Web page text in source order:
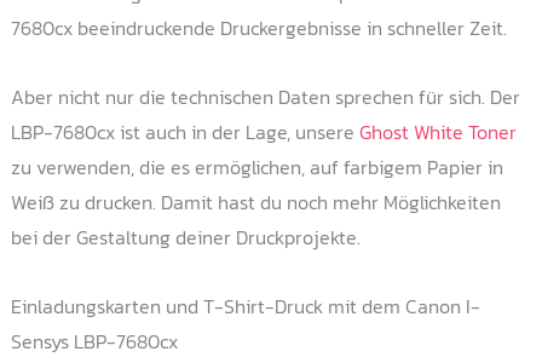
gewählt
7680cx beeindruckende Druckergebnisse in schneller Zeit.
Aber nicht nur die technischen Daten sprechen für sich. Der
LBP-7680cx ist auch in der Lage, unsere Ghost White Toner
zu verwenden, die es ermöglichen, auf farbigem Papier in
Weiß zu drucken. Damit hast du noch mehr Möglichkeiten
bei der Gestaltung deiner Druckprojekte.
Einladungskarten und T-Shirt-Druck mit dem Canon I-
Sensys LBP-7680cx